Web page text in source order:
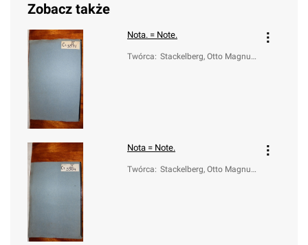
Zobacz także
Nota. = Note.
Twórca: Stackelberg, Otto Magnus
Nota = Note.
Twórca: Stackelberg, Otto Magnus